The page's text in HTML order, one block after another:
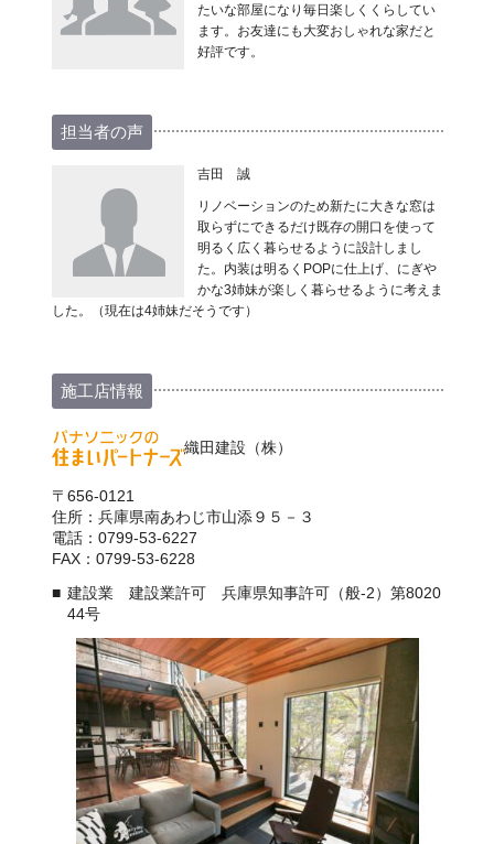
たいな部屋になり毎日楽しくくらしてい
ます。お友達にも大変おしゃれな家だと
好評です。
担当者の声
吉田 誠
リノベーションのため新たに大きな窓は
取らずにできるだけ既存の開口を使って
明るく広く暮らせるように設計しまし
た。内装は明るくPOPに仕上げ、にぎや
かな3姉妹が楽しく暮らせるように考えま
した。（現在は4姉妹だそうです）
施工店情報
織田建設（株）
〒656-0121
住所：兵庫県南あわじ市山添９５－３
電話：0799-53-6227
FAX：0799-53-6228
建設業 建設業許可 兵庫県知事許可（般-2）第8020
44号